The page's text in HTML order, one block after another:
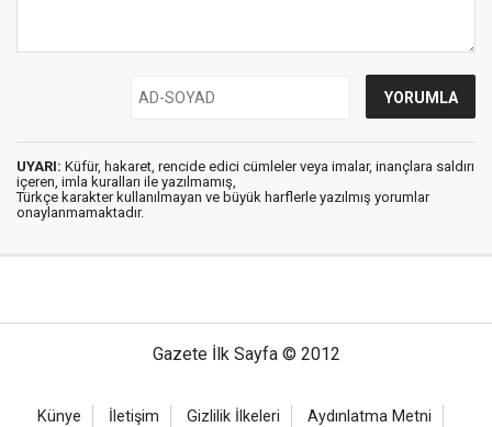
UYARI: Küfür, hakaret, rencide edici cümleler veya imalar, inançlara saldırı
içeren, imla kuralları ile yazılmamış,
Türkçe karakter kullanılmayan ve büyük harflerle yazılmış yorumlar
onaylanmamaktadır.
Gazete İlk Sayfa © 2012
Künye İletişim Gizlilik İlkeleri Aydınlatma Metni